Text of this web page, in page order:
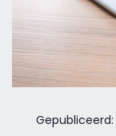
Gepubliceerd: